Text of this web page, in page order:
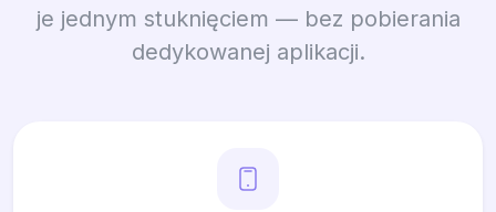
je jednym stuknięciem — bez pobierania
dedykowanej aplikacji.